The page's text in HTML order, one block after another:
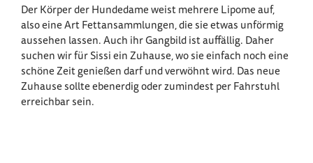
Der Körper der Hundedame weist mehrere Lipome auf,
also eine Art Fettansammlungen, die sie etwas unförmig
aussehen lassen. Auch ihr Gangbild ist auffällig. Daher
suchen wir für Sissi ein Zuhause, wo sie einfach noch eine
schöne Zeit genießen darf und verwöhnt wird. Das neue
Zuhause sollte ebenerdig oder zumindest per Fahrstuhl
erreichbar sein.